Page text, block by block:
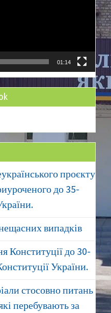
01:14
проєкту
до 35-
випадків
Конституції до 30-
України.
стосовно питань
перебувають за